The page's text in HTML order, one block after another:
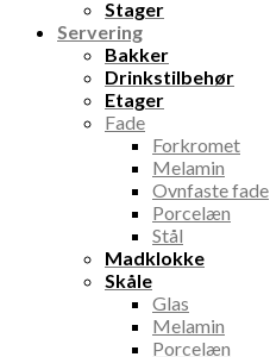
Stager
Servering
Bakker
Drinkstilbehør
Etager
Fade
Forkromet
Melamin
Ovnfaste fade
Porcelæn
Stål
Madklokke
Skåle
Glas
Melamin
Porcelæn